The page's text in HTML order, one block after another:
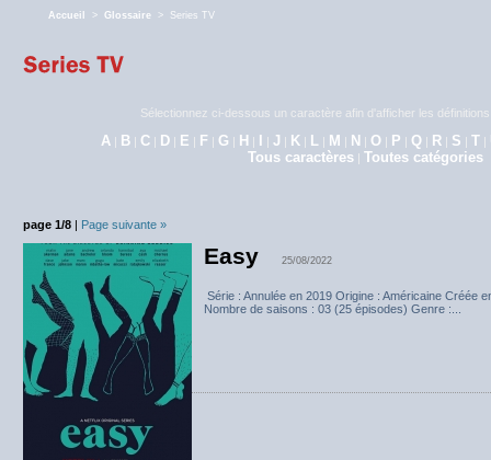
Accueil > Glossaire > Series TV
Sélectionnez ci-dessous un caractère afin d'afficher les
A | B | C | D | E | F | G | H | I |J | K | L | M | N | O | P | Q | R | S | T |
Tous caractères | Toutes catégories
page 1/8 | Page suivante »
Easy 25/08/2022
Série : Annulée en 2019 Origine : Américaine Créée
Nombre de saisons : 03 (25 épisodes) Genre :...